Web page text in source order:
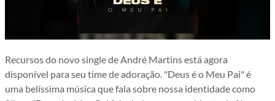
Recursos do novo single de André Martins está agora
disponível para seu time de adoração. "Deus é o Meu Pai" é
uma belíssima música que fala sobre nossa identidade como